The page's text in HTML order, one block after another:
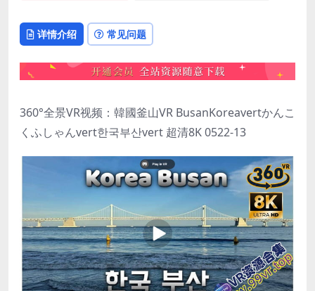
详情介绍 常见问题
360°全景VR视频：韓國釜山VR BusanKoreavertかんこ
くふしゃんvert한국부산vert 超清8K 0522-13